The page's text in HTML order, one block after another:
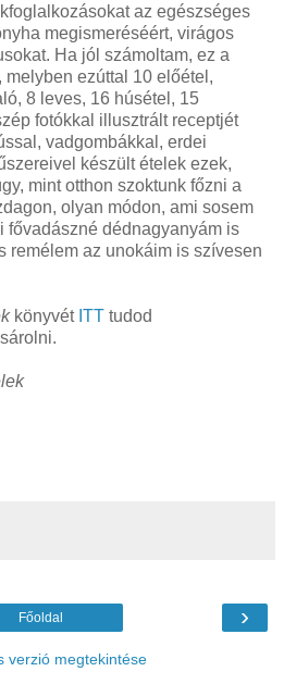
az egészséges
megismeréséért, virágos
Ha jól számoltam, ez a
ezúttal 10 előétel,
8 leves, 16 húsétel, 15
fotókkal illusztrált receptjét
vadgombákkal, erdei
készült ételek ezek,
mint otthon szoktunk főzni a
olyan módon, ami sosem
fővadászné dédnagyanyám is
remélem az unokáim is szívesen
könyvétITT tudod
›
Főoldal
verzió megtekintése